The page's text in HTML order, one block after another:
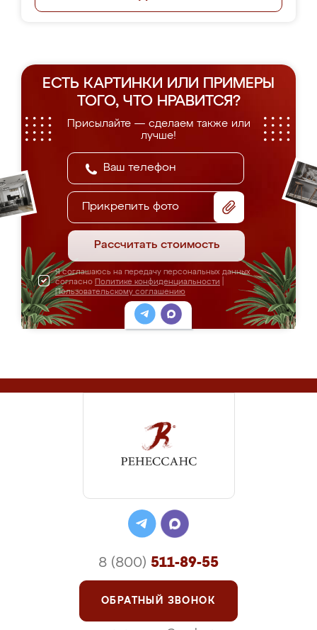
ЕСТЬ КАРТИНКИ ИЛИ ПРИМЕРЫ
ТОГО, ЧТО НРАВИТСЯ?
Присылайте — сделаем также или
лучше!
Прикрепить фото
Рассчитать стоимость
Я соглашаюсь на передачу персональных данных
согласно Политике конфиденциальности
Пользовательскому соглашению
8 (800) 511-89-55
ОБРАТНЫЙ ЗВОНОК